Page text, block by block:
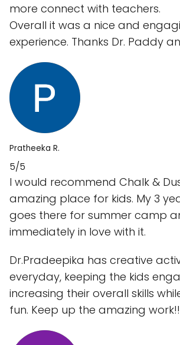
more connect with teachers.
Overall it was a nice and
experience. Thanks Dr. Paddy
Pratheeka R.
5/5
I would recommend Chalk &
amazing place for kids. My 3
goes there for summer camp
immediately in love with it.
Dr.Pradeepika has creative
everyday, keeping the kids
increasing their overall skills
fun. Keep up the amazing